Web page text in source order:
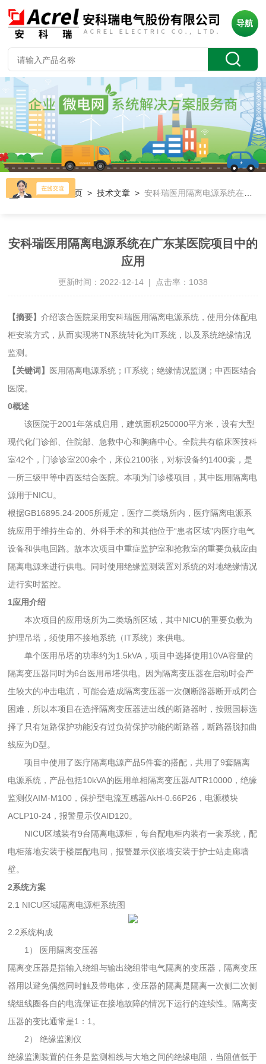
导航
当前位置：首页 >技术文章 >安科瑞医用隔离电源系统在广东某医院项目中的应用
安科瑞医用隔离电源系统在广东某医院项目中的
应用
更新时间：2022-12-14 | 点击率：1038
【摘要】介绍该合医院采用安科瑞医用隔离电源系统，使用分体配电
柜安装方式，从而实现将TN系统转化为IT系统，以及系统绝缘情况
监测。
【关键词】 医用隔离电源系统；IT系统；绝缘情况监测；中西医结合
医院。
0概述
该医院于2001年落成启用，建筑面积250000平方米，设有大型
现代化门诊部、住院部、急救中心和胸痛中心。全院共有临床医技科
室42个，门诊诊室200余个，床位2100张，对标设备约1400套，是
一所三级甲等中西医结合医院。本项为门诊楼项目，其中医用隔离电
源用于NICU。
根据GB16895.24-2005所规定，医疗二类场所内，医疗隔离电源系
统应用于维持生命的、外科手术的和其他位于“患者区域"内医疗电气
设备和供电回路。故本次项目中重症监护室和抢救室的重要负载应由
隔离电源来进行供电。同时使用绝缘监测装置对系统的对地绝缘情况
进行实时监控。
1应用介绍
本次项目的应用场所为二类场所区域，其中NICU的重要负载为
护理吊塔，须使用不接地系统（IT系统）来供电。
单个医用吊塔的功率约为1.5kVA，项目中选择使用10VA容量的
隔离变压器同时为6台医用吊塔供电。因为隔离变压器在启动时会产
生较大的冲击电流，可能会造成隔离变压器一次侧断路器断开或闭合
困难，所以本项目在选择隔离变压器进出线的断路器时，按照国标选
择了只有短路保护功能没有过负荷保护功能的断路器，断路器脱扣曲
线应为D型。
项目中使用了医疗隔离电源产品5件套的搭配，共用了9套隔离
电源系统，产品包括10kVA的医用单相隔离变压器AITR10000，绝缘
监测仪AIM-M100，保护型电流互感器AkH-0.66P26，电源模块
ACLP10-24，报警显示仪AID120。
NICU区域装有9台隔离电源柜，每台配电柜内装有一套系统，配
电柜落地安装于楼层配电间，报警显示仪嵌墙安装于护士站走廊墙
壁。
2系统方案
2.1 NICU区域隔离电源柜系统图
2.2系统构成
1） 医用隔离变压器
隔离变压器是指输入绕组与输出绕组带电气隔离的变压器，隔离变压
器用以避免偶然同时触及带电体，变压器的隔离是隔离一次侧二次侧
绕组线圈各自的电流保证在接地故障的情况下运行的连续性。隔离变
压器的变比通常是1：1。
2） 绝缘监测仪
绝缘监测装置的任务是监测相线与大地之间的绝缘电阻，当阻值低于